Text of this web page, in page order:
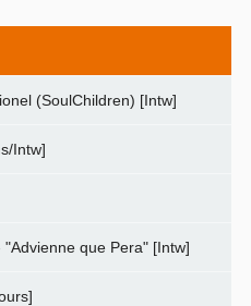
(SoulChildren) [Intw]
Intw]
que Pera" [Intw]